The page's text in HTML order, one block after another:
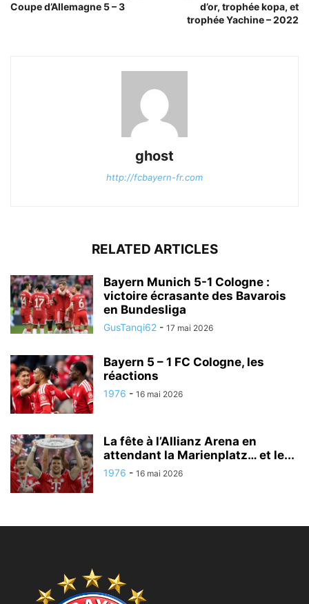
Coupe d’Allemagne 5 – 3
d’or, trophée kopa, et
trophée Yachine – 2022
ghost
http://fcbayern-fr.com
RELATED ARTICLES
Bayern Munich 5-1 Cologne :
victoire écrasante des Bavarois
en Bundesliga
GusTanqi62 - 17 mai 2026
Bayern 5 – 1 FC Cologne, les
réactions
1976 - 16 mai 2026
La fête à l’Allianz Arena en
attendant la Marienplatz… et le...
1976 - 16 mai 2026